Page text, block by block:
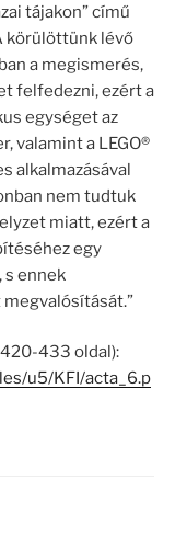
tájakon” című
körülöttünk lévő
a megismerés,
felfedezni, ezért a
egységet az
valamint a LEGO®
alkalmazásával
nem tudtuk
miatt, ezért a
egy
ennek
433 oldal):
u5/KFI/acta_6.p